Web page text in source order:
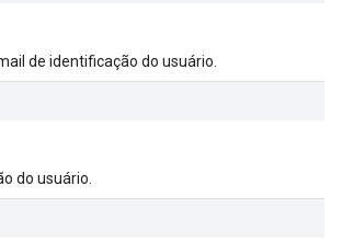
de identificação do usuário.
do usuário.